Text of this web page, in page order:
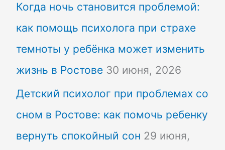
Когда ночь становится проблемой:
как помощь психолога при страхе
темноты у ребёнка может изменить
жизнь в Ростове 30 июня, 2026
Детский психолог при проблемах со
сном в Ростове: как помочь ребенку
вернуть спокойный сон 29 июня,